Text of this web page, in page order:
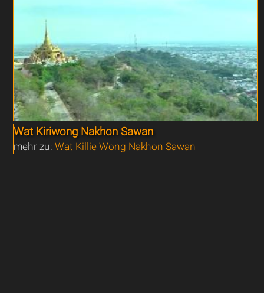
Wat Kiriwong Nakhon Sawan
mehr zu:Wat Killie Wong Nakhon Sawan